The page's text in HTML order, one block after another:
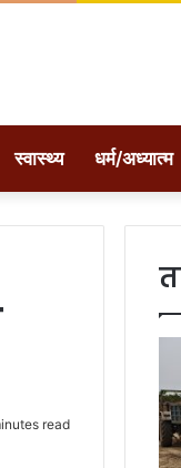
स्वास्थ्य धर्म/अध्यात्म
read